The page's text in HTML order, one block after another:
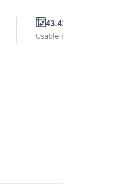
43.42 Sq.m.
Usable area